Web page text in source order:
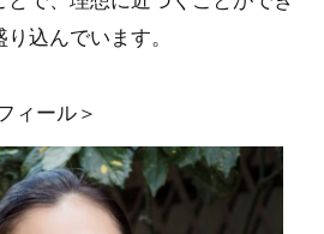
込んでいます。
ィール＞